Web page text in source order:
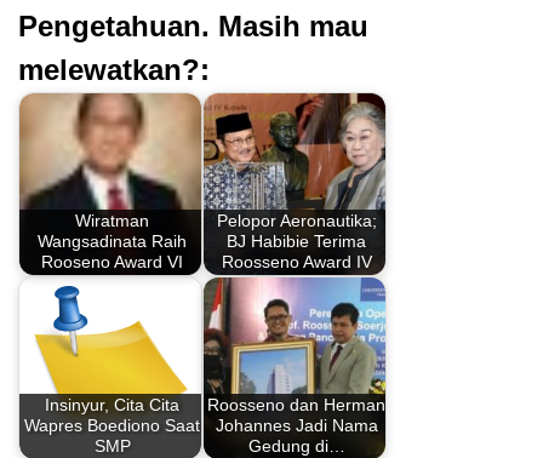
Pengetahuan. Masih mau
melewatkan?:
Wiratman
Wangsadinata Raih
Rooseno Award VI
Pelopor Aeronautika;
BJ Habibie Terima
Roosseno Award IV
Insinyur, Cita Cita
Wapres Boediono Saat
SMP
Roosseno dan Herman
Johannes Jadi Nama
Gedung di…